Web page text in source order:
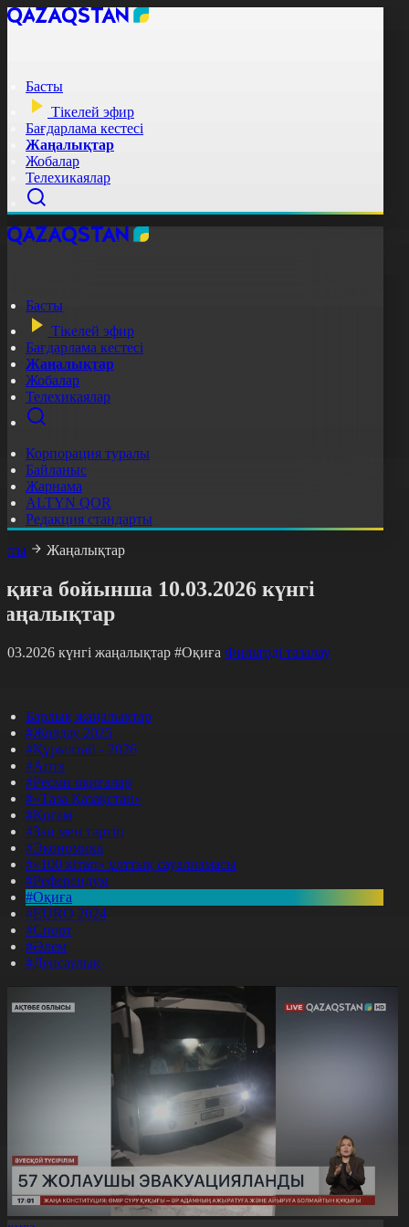
Басты
Тікелей эфир
Бағдарлама кестесі
Жаңалықтар
Жобалар
Телехикаялар
Басты
Тікелей эфир
Бағдарлама кестесі
Жаңалықтар
Жобалар
Телехикаялар
Корпорация туралы
Байланыс
Жарнама
ALTYN QOR
Редакция стандарты
Жаңалықтар
бойынша 10.03.2026 күнгі
күнгі жаңалықтар #Оқиға Фильтрді тазалау
Барлық жаңалықтар
#Жолдау 2025
#Құрылтай - 2026
#Апта
#Ресми оқиғалар
#«Таза Қазақстан»
#Қоғам
#Заң мен тәртіп
#Экономика
#«100 кітап» ұлттық сауалнамасы
#Референдум
#Оқиға
#EURO 2024
#Спорт
#Әлем
#Денсаулық